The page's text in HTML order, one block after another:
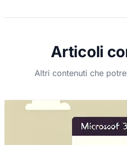
Articoli
Altri contenuti che